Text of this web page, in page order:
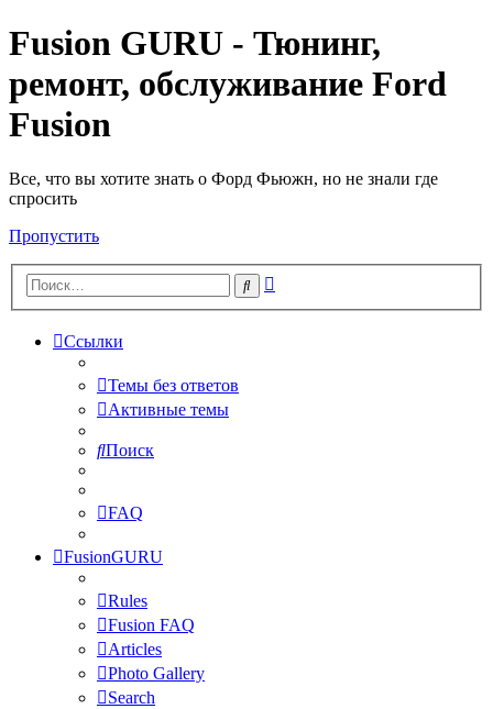
Fusion GURU - Тюнинг,
ремонт, обслуживание Ford
Fusion
Все, что вы хотите знать о Форд Фьюжн, но не знали где
спросить
Пропустить
Поиск
Ссылки
Темы без ответов
Активные темы
Поиск
FAQ
FusionGURU
Rules
Fusion FAQ
Articles
Photo Gallery
Search